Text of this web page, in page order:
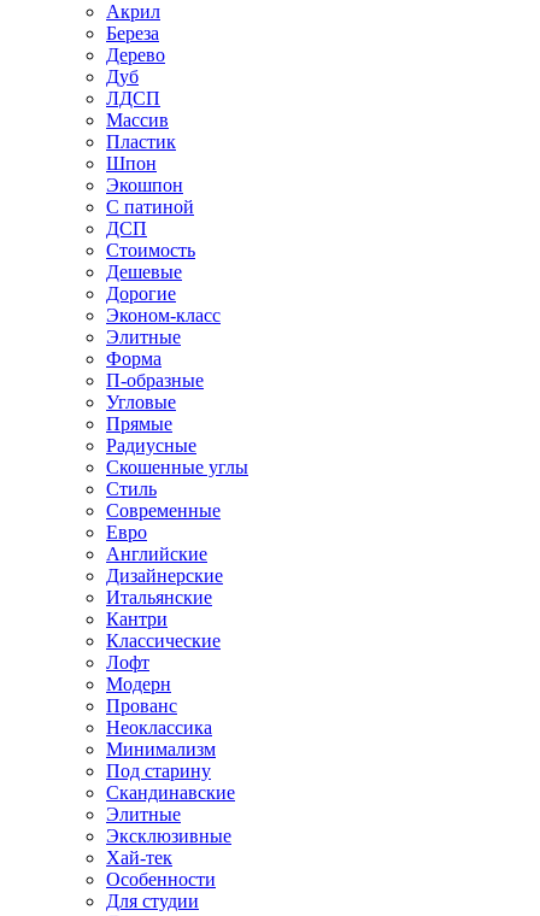
Акрил
Береза
Дерево
Дуб
ЛДСП
Массив
Пластик
Шпон
Экошпон
С патиной
ДСП
Стоимость
Дешевые
Дорогие
Эконом-класс
Элитные
Форма
П-образные
Угловые
Прямые
Радиусные
Скошенные углы
Стиль
Современные
Евро
Английские
Дизайнерские
Итальянские
Кантри
Классические
Лофт
Модерн
Прованс
Неоклассика
Минимализм
Под старину
Скандинавские
Элитные
Эксклюзивные
Хай-тек
Особенности
Для студии